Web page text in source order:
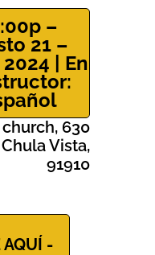
–
21 –
| En
630
Vista,
91910
AQUÍ -